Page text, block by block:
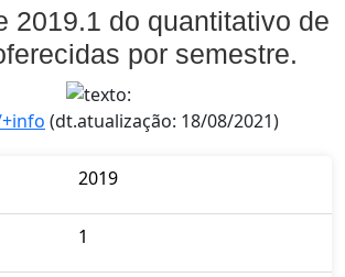
2019.1 do quantitativo de
por semestre.
(dt.atualização: 18/08/2021)
2019
1